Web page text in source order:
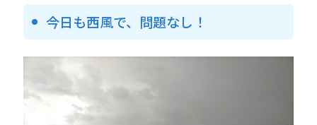
今日も西風で、問題なし！